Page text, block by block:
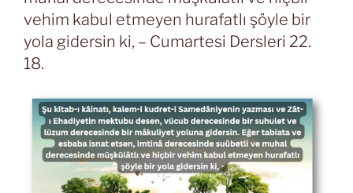
vehim kabul etmeyen hurafatlı şöyle bir
yola gidersin ki, – Cumartesi Dersleri 22.
18.